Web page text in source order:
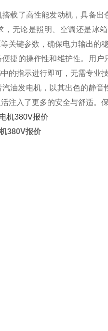
载了高性能发动机，具备
，无论是照明、空调还是冰
关键参数，确保电力输出的
捷的操作性和维护性。用
的指示进行即可，无需专业技
油发电机，以其出色的静音
注入了更多的安全与舒适。
380V报价